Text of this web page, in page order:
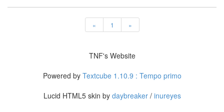
« 1 »
TNF's Website
Powered by Textcube 1.10.9 : Tempo primo
Lucid HTML5 skin by daybreaker/ inureyes